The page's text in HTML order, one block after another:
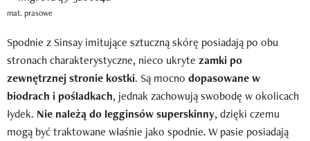
mat. prasowe
Spodnie z Sinsay imitujące sztuczną skórę posiadają po obu
stronach charakterystyczne, nieco ukryte zamki po
zewnętrznej stronie kostki. Są mocno dopasowane w
biodrach i pośladkach, jednak zachowują swobodę w okolicach
łydek. Nie należą do legginsów superskinny, dzięki czemu
mogą być traktowane właśnie jako spodnie. W pasie posiadają